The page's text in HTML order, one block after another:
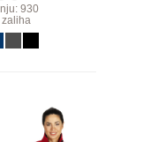
930
zaliha